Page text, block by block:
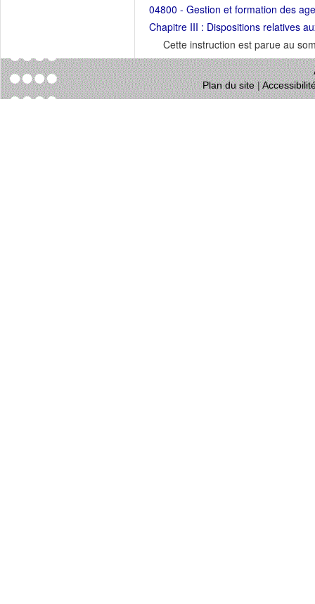
04800 - Gestion et formation des
Chapitre III : Dispositions relatives
Cette instruction est parue au
Plan du site|